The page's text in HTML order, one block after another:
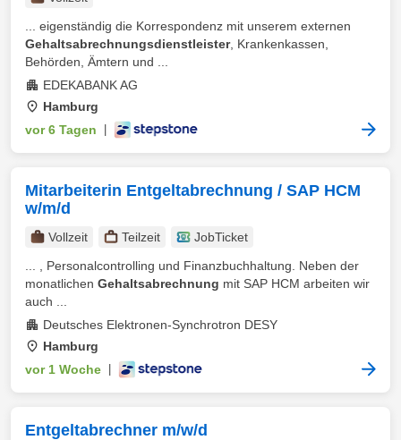
... eigenständig die Korrespondenz mit unserem externen
Gehaltsabrechnungsdienstleister, Krankenkassen,
Behörden, Ämtern und ...
EDEKABANK AG
Hamburg
vor 6 Tagen
Mitarbeiterin Entgeltabrechnung / SAP HCM
w/m/d
Vollzeit Teilzeit
JobTicket
... , Personalcontrolling und Finanzbuchhaltung. Neben der
monatlichen Gehaltsabrechnung mit SAP HCM arbeiten wir
auch ...
Deutsches Elektronen-Synchrotron DESY
Hamburg
vor 1 Woche
Entgeltabrechner m/w/d